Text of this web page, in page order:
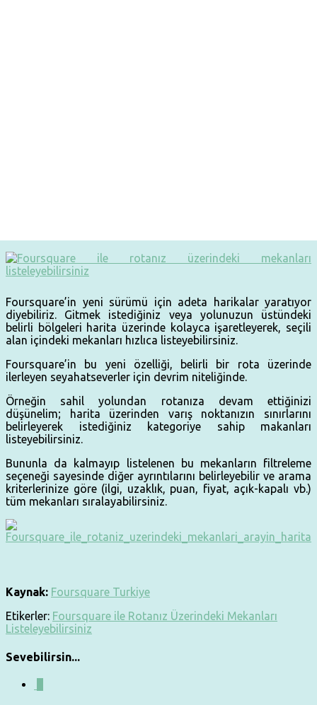
Foursquare’in yeni sürümü için adeta harikalar yaratıyor
diyebiliriz. Gitmek istediğiniz veya yolunuzun üstündeki
belirli bölgeleri harita üzerinde kolayca işaretleyerek, seçili
alan içindeki mekanları hızlıca listeyebilirsiniz.
Foursquare’in bu yeni özelliği, belirli bir rota üzerinde
ilerleyen seyahatseverler için devrim niteliğinde.
Örneğin sahil yolundan rotanıza devam ettiğinizi
düşünelim; harita üzerinden varış noktanızın sınırlarını
belirleyerek istediğiniz kategoriye sahip makanları
listeyebilirsiniz.
Bununla da kalmayıp listelenen bu mekanların filtreleme
seçeneği sayesinde diğer ayrıntılarını belirleyebilir ve arama
kriterlerinize göre (ilgi, uzaklık, puan, fiyat, açık-kapalı vb.)
tüm mekanları sıralayabilirsiniz.
Kaynak: Foursquare Turkiye
Etikerler: Foursquare ile Rotanız Üzerindeki Mekanları
Listeleyebilirsiniz
Sevebilirsin...